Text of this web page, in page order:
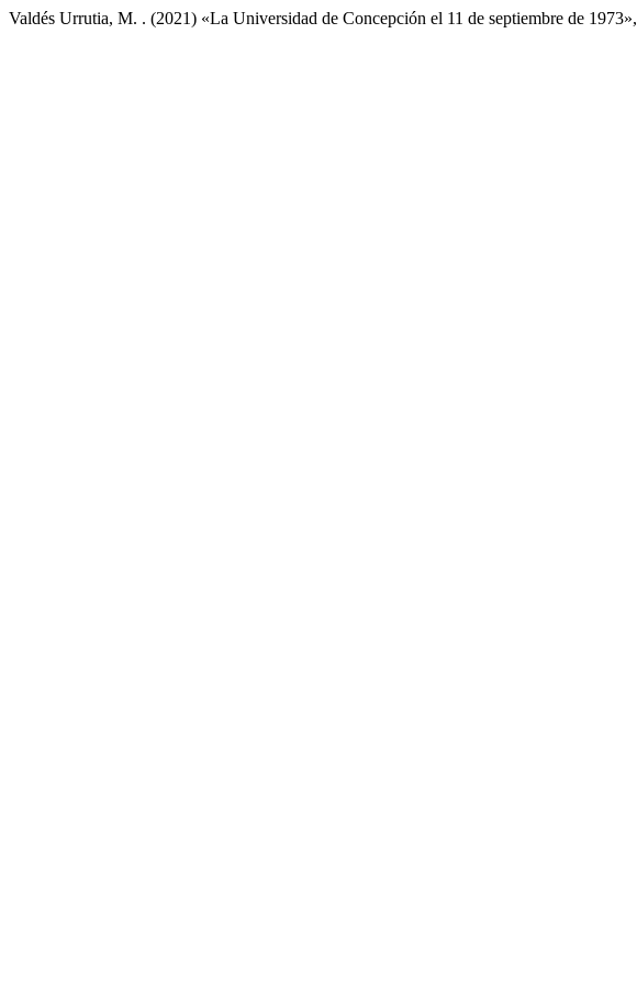
Valdés Urrutia, M. . (2021) «La Universidad de Concepción el 11 de septiembre de 1973»,